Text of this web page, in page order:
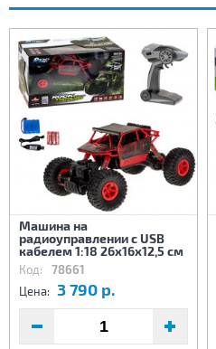
Машина на
радиоуправлении с USB
кабелем 1:18 26х16х12,5 см
Код: 78661
Цена: 3 790 р.